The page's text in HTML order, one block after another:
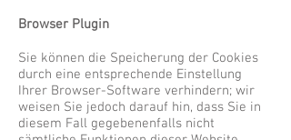
Browser Plugin
Sie können die Speicherung der Cookies
durch eine entsprechende Einstellung
Ihrer Browser-Software verhindern; wir
weisen Sie jedoch darauf hin, dass Sie in
diesem Fall gegebenenfalls nicht